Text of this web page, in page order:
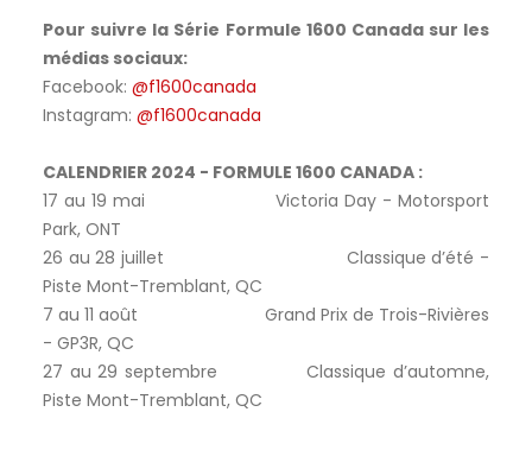
Pour suivre la Série Formule 1600 Canada sur les
médias sociaux:
Facebook: @f1600canada
Instagram: @f1600canada
CALENDRIER 2024 - FORMULE 1600 CANADA :
17 au 19 mai Victoria Day - Motorsport
Park, ONT
26 au 28 juillet Classique d’été -
Piste Mont-Tremblant, QC
7 au 11 août Grand Prix de Trois-Rivières
- GP3R, QC
27 au 29 septembre Classique d’automne,
Piste Mont-Tremblant, QC